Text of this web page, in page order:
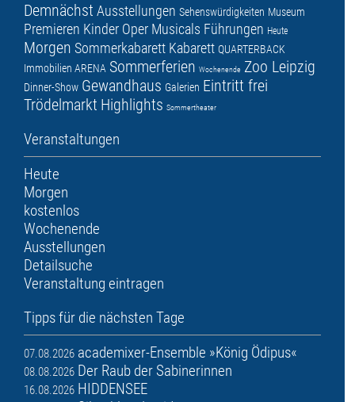
Demnächst Ausstellungen Sehenswürdigkeiten Museum
Premieren Kinder Oper Musicals Führungen Heute
Morgen Sommerkabarett Kabarett QUARTERBACK
Immobilien ARENA Sommerferien Wochenende Zoo Leipzig
Dinner-Show Gewandhaus Galerien Eintritt frei
Trödelmarkt Highlights Sommertheater
Veranstaltungen
Heute
Morgen
kostenlos
Wochenende
Ausstellungen
Detailsuche
Veranstaltung eintragen
Tipps für die nächsten Tage
07.08.2026 academixer-Ensemble »König Ödipus«
08.08.2026 Der Raub der Sabinerinnen
16.08.2026 HIDDENSEE